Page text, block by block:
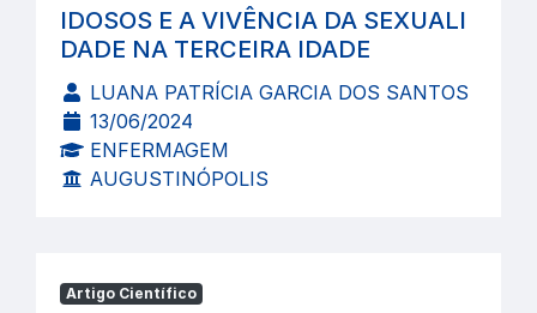
IDOSOS E A VIVÊNCIA DA SEXUALI
DADE NA TERCEIRA IDADE
LUANA PATRÍCIA GARCIA DOS SANTOS
13/06/2024
ENFERMAGEM
AUGUSTINÓPOLIS
Artigo Científico